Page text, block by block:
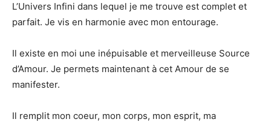
L’Univers Infini dans lequel je me trouve est complet et
parfait. Je vis en harmonie avec mon entourage.
Il existe en moi une inépuisable et merveilleuse Source
d’Amour. Je permets maintenant à cet Amour de se
manifester.
Il remplit mon coeur, mon corps, mon esprit, ma